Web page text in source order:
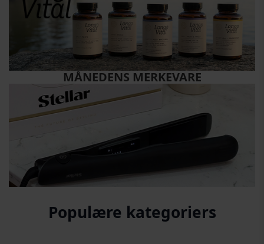
MÅNEDENS MERKEVARE
Populære kategoriers